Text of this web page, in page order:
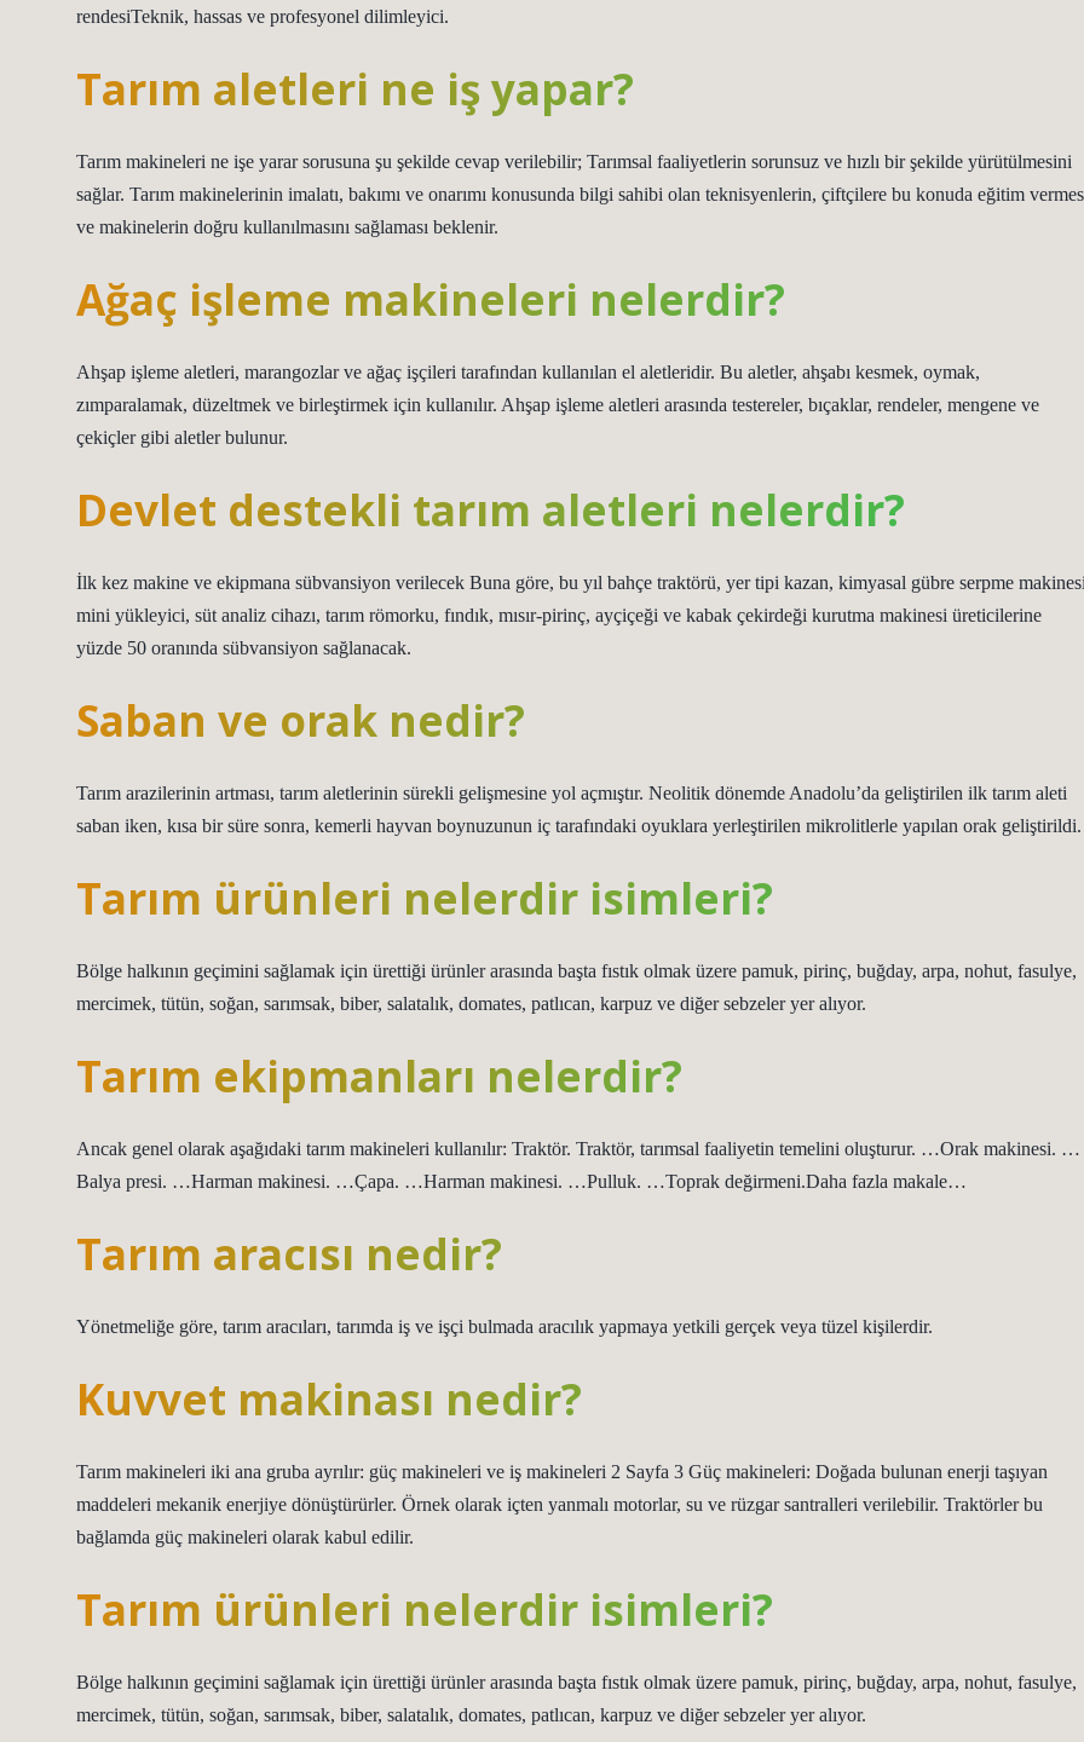
rendesiTeknik, hassas ve profesyonel dilimleyici.
Tarım aletleri ne iş yapar?
Tarım makineleri ne işe yarar sorusuna şu şekilde cevap verilebilir; Tarımsal faaliyetlerin sorunsuz ve hızlı bir şekilde yürütülmesini
sağlar. Tarım makinelerinin imalatı, bakımı ve onarımı konusunda bilgi sahibi olan teknisyenlerin, çiftçilere bu konuda eğitim
ve makinelerin doğru kullanılmasını sağlaması beklenir.
Ağaç işleme makineleri nelerdir?
Ahşap işleme aletleri, marangozlar ve ağaç işçileri tarafından kullanılan el aletleridir. Bu aletler, ahşabı kesmek, oymak,
zımparalamak, düzeltmek ve birleştirmek için kullanılır. Ahşap işleme aletleri arasında testereler, bıçaklar, rendeler, mengene ve
çekiçler gibi aletler bulunur.
Devlet destekli tarım aletleri nelerdir?
İlk kez makine ve ekipmana sübvansiyon verilecek Buna göre, bu yıl bahçe traktörü, yer tipi kazan, kimyasal gübre serpme
mini yükleyici, süt analiz cihazı, tarım römorku, fındık, mısır-pirinç, ayçiçeği ve kabak çekirdeği kurutma makinesi üreticilerine
yüzde 50 oranında sübvansiyon sağlanacak.
Saban ve orak nedir?
Tarım arazilerinin artması, tarım aletlerinin sürekli gelişmesine yol açmıştır. Neolitik dönemde Anadolu’da geliştirilen ilk tarım aleti
saban iken, kısa bir süre sonra, kemerli hayvan boynuzunun iç tarafındaki oyuklara yerleştirilen mikrolitlerle yapılan orak geliştirildi.
Tarım ürünleri nelerdir isimleri?
Bölge halkının geçimini sağlamak için ürettiği ürünler arasında başta fıstık olmak üzere pamuk, pirinç, buğday, arpa, nohut, fasulye,
mercimek, tütün, soğan, sarımsak, biber, salatalık, domates, patlıcan, karpuz ve diğer sebzeler yer alıyor.
Tarım ekipmanları nelerdir?
Ancak genel olarak aşağıdaki tarım makineleri kullanılır: Traktör. Traktör, tarımsal faaliyetin temelini oluşturur. …Orak makinesi. …
Balya presi. …Harman makinesi. …Çapa. …Harman makinesi. …Pulluk. …Toprak değirmeni.Daha fazla makale…
Tarım aracısı nedir?
Yönetmeliğe göre, tarım aracıları, tarımda iş ve işçi bulmada aracılık yapmaya yetkili gerçek veya tüzel kişilerdir.
Kuvvet makinası nedir?
Tarım makineleri iki ana gruba ayrılır: güç makineleri ve iş makineleri 2 Sayfa 3 Güç makineleri: Doğada bulunan enerji taşıyan
maddeleri mekanik enerjiye dönüştürürler. Örnek olarak içten yanmalı motorlar, su ve rüzgar santralleri verilebilir. Traktörler bu
bağlamda güç makineleri olarak kabul edilir.
Tarım ürünleri nelerdir isimleri?
Bölge halkının geçimini sağlamak için ürettiği ürünler arasında başta fıstık olmak üzere pamuk, pirinç, buğday, arpa, nohut, fasulye,
mercimek, tütün, soğan, sarımsak, biber, salatalık, domates, patlıcan, karpuz ve diğer sebzeler yer alıyor.